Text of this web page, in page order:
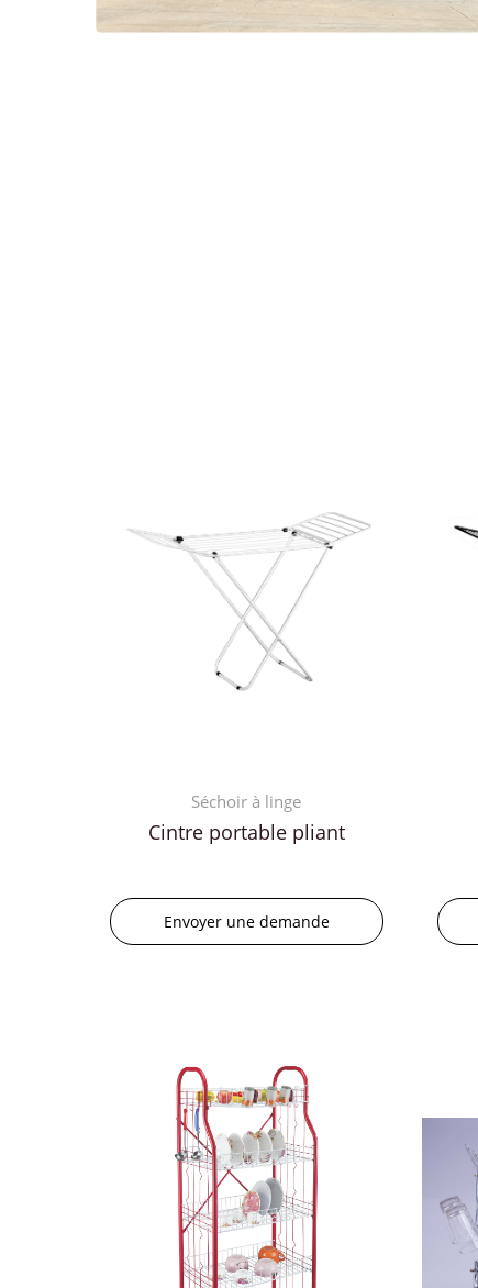
Séchoir à linge
Cintre portable pliant
Envoyer une demande